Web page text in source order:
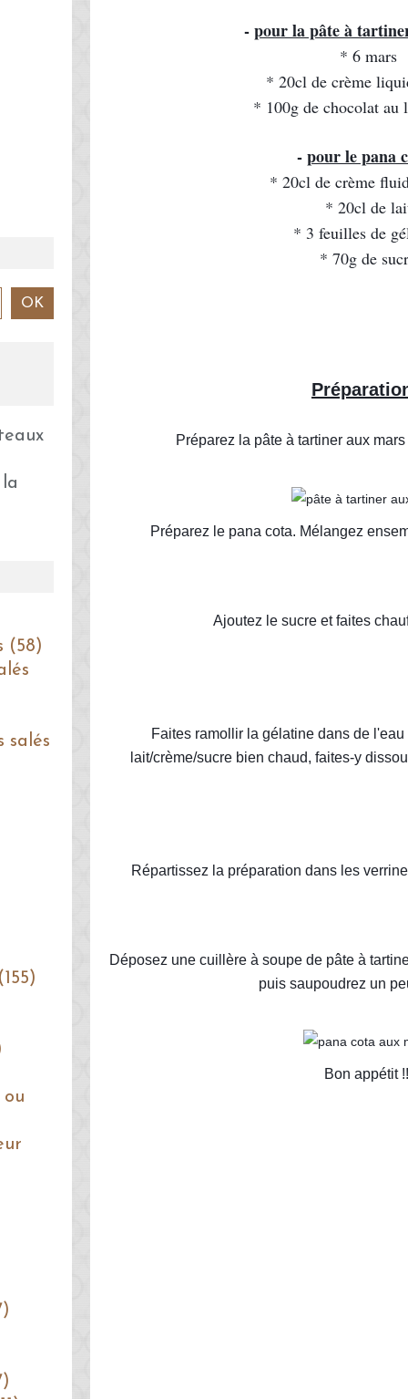
- pour la pâte à
* 6 mars
* 20cl de crème
* 100g de chocolat au
- pour le pana
* 20cl de crème
* 20cl de
* 3 feuilles de
* 70g de
Préparez la pâte à tartiner aux
Préparez le pana cota. Mélangez
Ajoutez le sucre et faites
Faites ramollir la gélatine dans de
lait/crème/sucre bien chaud, faites-y
Répartissez la préparation dans les
Déposez une cuillère à soupe de pâte à
puis saupoudrez un
Bon appétit
(58)
salés